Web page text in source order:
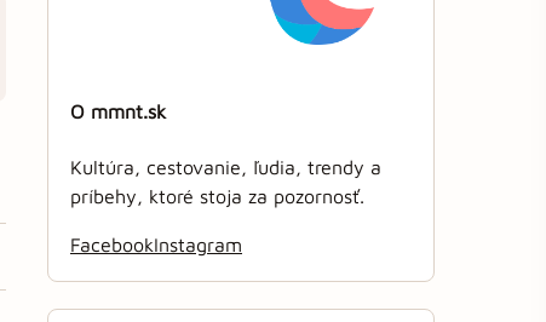
O mmnt.sk
Kultúra, cestovanie, ľudia, trendy a
príbehy, ktoré stoja za pozornosť.
FacebookInstagram